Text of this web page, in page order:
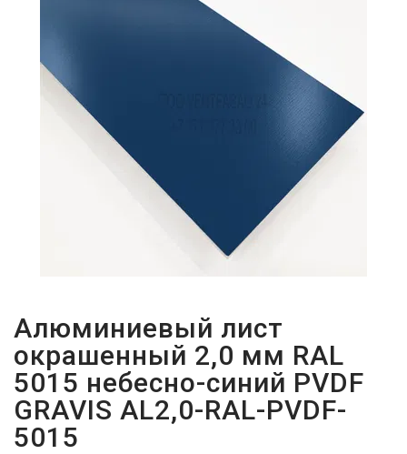
Алюминиевый лист
окрашенный 2,0 мм RAL
5015 небесно-синий PVDF
GRAVIS AL2,0-RAL-PVDF-
5015